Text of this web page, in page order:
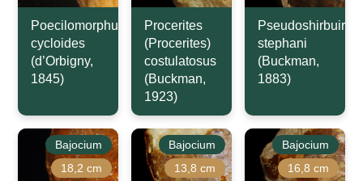
Poecilomorphus
cycloides
(d’Orbigny,
1845)
Procerites
(Procerites)
costulatosus
(Buckman,
1923)
Pseudoshirbuirnia
stephani
(Buckman,
1883)
Bajocium
18,2 cm
Bajocium
13,8 cm
Bajocium
16,8 cm